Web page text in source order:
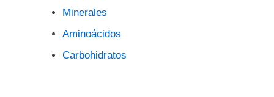
Minerales
Aminoácidos
Carbohidratos